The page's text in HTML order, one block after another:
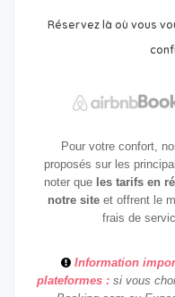
Réservez là où vous
Pour votre confort,
proposés sur les
noter que les tarifs en
notre siteet offrent le
frais de
Information
plateformes :si vous